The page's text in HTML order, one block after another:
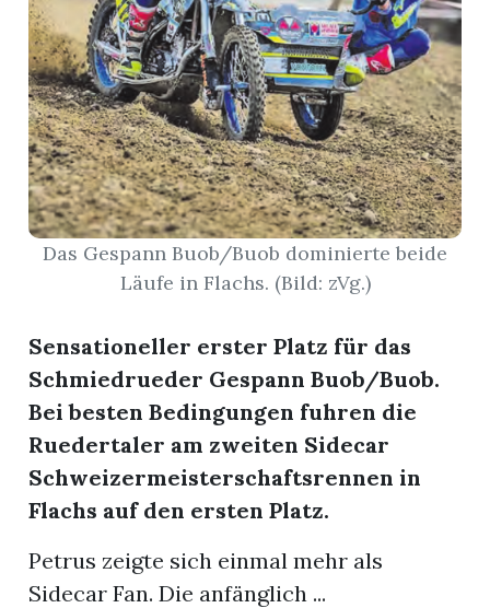
Burg
Das Gespann Buob/Buob dominierte beide
Läufe in Flachs. (Bild: zVg.)
Sensationeller erster Platz für das
Schmiedrueder Gespann Buob/Buob.
Bei besten Bedingungen fuhren die
Ruedertaler am zweiten Sidecar
Schweizermeisterschaftsrennen in
Flachs auf den ersten Platz.
Petrus zeigte sich einmal mehr als
Sidecar Fan. Die anfänglich ...